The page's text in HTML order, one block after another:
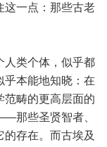
这一点：那些古老
人类个体，似乎都
乎本能地知晓：在
范畴的更高层面的
那些圣贤智者、
存在。而古埃及